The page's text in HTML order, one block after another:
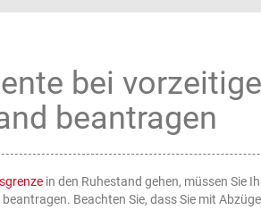
bei
beantragen
in den Ruhestand gehen, müssen Sie
Beachten Sie, dass Sie mit